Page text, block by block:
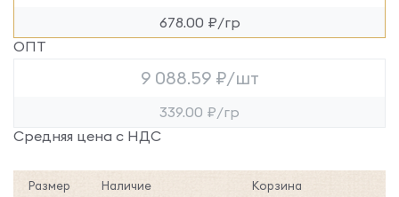
678.00 ₽/гр
ОПТ
9 088.59 ₽/шт
339.00 ₽/гр
Средняя цена с НДС
Размер Наличие Корзина